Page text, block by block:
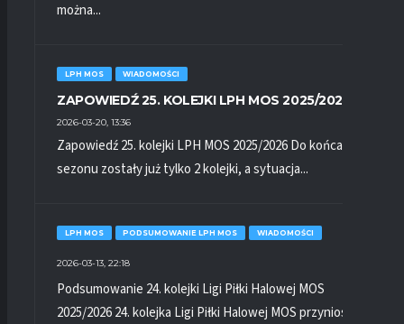
można...
LPH MOS WIADOMOŚCI
ZAPOWIEDŹ 25. KOLEJKI LPH MOS 2025/2026
2026-03-20, 13:36
Zapowiedź 25. kolejki LPH MOS 2025/2026 Do końca
sezonu zostały już tylko 2 kolejki, a sytuacja...
LPH MOS PODSUMOWANIE LPH MOS WIADOMOŚCI
2026-03-13, 22:18
Podsumowanie 24. kolejki Ligi Piłki Halowej MOS
2025/2026 24. kolejka Ligi Piłki Halowej MOS przyniosła